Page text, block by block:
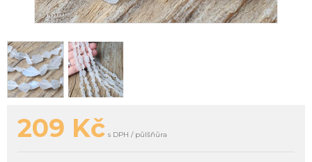
209 Kč s DPH / půlšňůra